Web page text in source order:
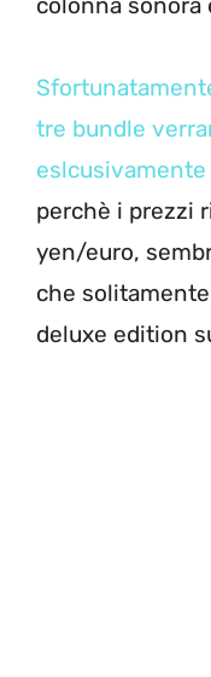
tre bundle
perchè i prezzi
yen/euro,
che
deluxe edition